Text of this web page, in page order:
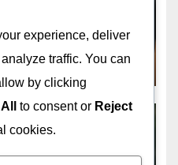
本：キャッ
ーイングメカ
ーク
クス・ドノバン
experience, deliver
traffic. You can
by clicking
to consent or Reject
cookies.